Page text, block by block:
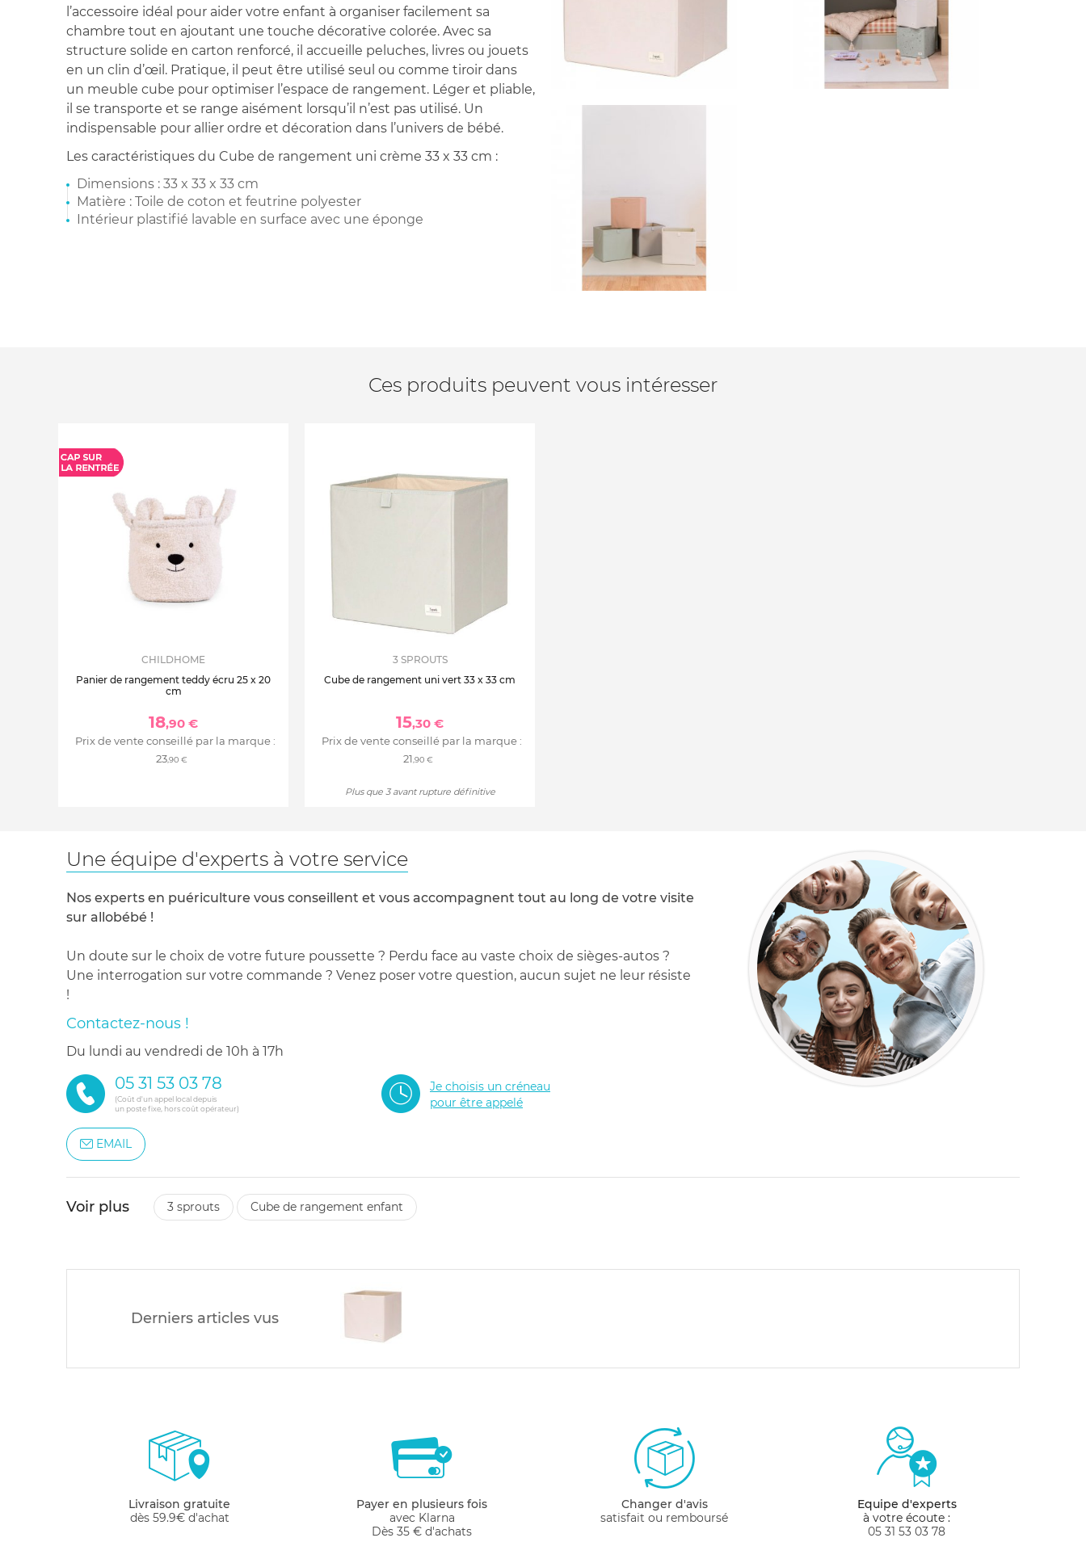
l’accessoire idéal pour aider votre enfant à organiser facilement sa
chambre tout en ajoutant une touche décorative colorée. Avec sa
structure solide en carton renforcé, il accueille peluches, livres ou jouets
en un clin d’œil. Pratique, il peut être utilisé seul ou comme tiroir dans
un meuble cube pour optimiser l’espace de rangement. Léger et pliable,
il se transporte et se range aisément lorsqu’il n’est pas utilisé. Un
indispensable pour allier ordre et décoration dans l’univers de bébé.
Les caractéristiques du Cube de rangement uni crème 33 x 33 cm :
Dimensions : 33 x 33 x 33 cm
Matière : Toile de coton et feutrine polyester
Intérieur plastifié lavable en surface avec une éponge
Ces produits peuvent vous intéresser
CHILDHOME
Panier de rangement teddy écru 25 x 20
cm
18,90 €
Prix de vente conseillé par la marque :
23,90 €
3 SPROUTS
Cube de rangement uni vert 33 x 33 cm
15,30 €
Prix de vente conseillé par la marque :
21 ,90 €
Plus que 3 avant rupture définitive
Une équipe d'experts à votre service
Nos experts en puériculture vous conseillent et vous accompagnent tout au long de votre visite
sur allobébé !
Un doute sur le choix de votre future poussette ? Perdu face au vaste choix de sièges-autos ?
Une interrogation sur votre commande ? Venez poser votre question, aucun sujet ne leur résiste
!
Contactez-nous !
du lundi au vendredi de 10h à 17h
05 31 53 03 78
(Coût d'un appel local depuis
un poste fixe, hors coût opérateur)
Je choisis un créneau
pour être appelé
EMAIL
Voir plus 3 sprouts cube de rangement enfant
Derniers articles vus
Livraison gratuite
dès 59.9€ d'achat
Payer en plusieurs fois
avec Klarna
Dès 35 € d'achats
Changer d'avis
satisfait ou remboursé
Equipe d'experts
à votre écoute :
05 31 53 03 78